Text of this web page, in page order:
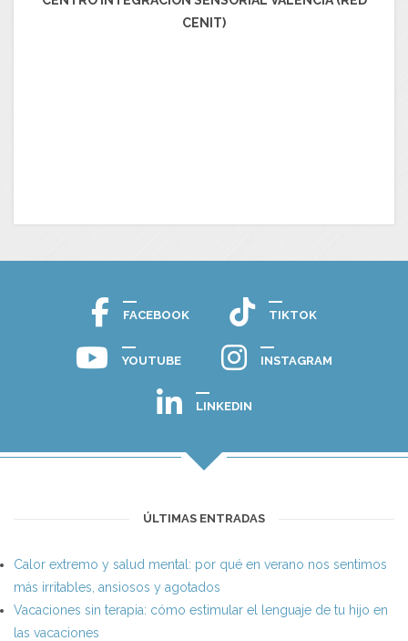
CENIT)
FACEBOOK TIKTOK
YOUTUBE INSTAGRAM
LINKEDIN
ÚLTIMAS ENTRADAS
Calor extremo y salud mental: por qué en verano nos sentimos
más irritables, ansiosos y agotados
Vacaciones sin terapia: cómo estimular el lenguaje de tu hijo en
las vacaciones